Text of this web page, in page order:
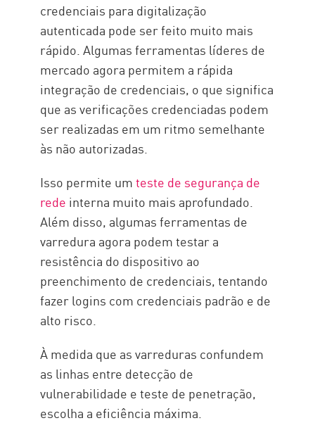
credenciais para digitalização
autenticada pode ser feito muito mais
rápido. Algumas ferramentas líderes de
mercado agora permitem a rápida
integração de credenciais, o que significa
que as verificações credenciadas podem
ser realizadas em um ritmo semelhante
às não autorizadas.
Isso permite umteste de segurança de
rede interna muito mais aprofundado.
Além disso, algumas ferramentas de
varredura agora podem testar a
resistência do dispositivo ao
preenchimento de credenciais, tentando
fazer logins com credenciais padrão e de
alto risco.
À medida que as varreduras confundem
as linhas entre detecção de
vulnerabilidade e teste de penetração,
escolha a eficiência máxima.